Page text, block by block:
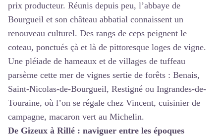
prix producteur. Réunis depuis peu, l’abbaye de
Bourgueil et son château abbatial connaissent un
renouveau culturel. Des rangs de ceps peignent le
coteau, ponctués çà et là de pittoresque loges de vigne.
Une pléiade de hameaux et de villages de tuffeau
parsème cette mer de vignes sertie de forêts : Benais,
Saint-Nicolas-de-Bourgueil, Restigné ou Ingrandes-de-
Touraine, où l’on se régale chez Vincent, cuisinier de
campagne, macaron vert au Michelin.
De Gizeux à Rillé : naviguer entre les époques